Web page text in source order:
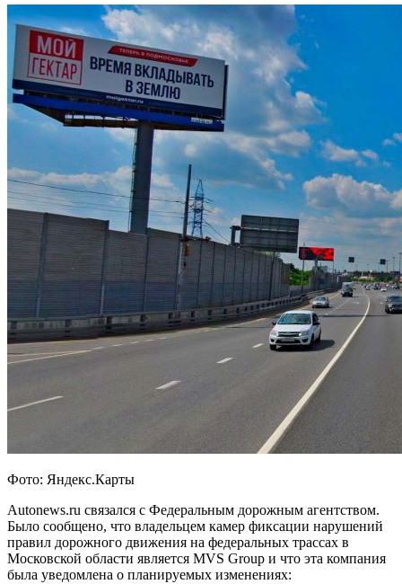
Фото: Яндекс.Карты
Autonews.ru связался с Федеральным дорожным агентством.
Было сообщено, что владельцем камер фиксации нарушений
правил дорожного движения на федеральных трассах в
Московской области является MVS Group и что эта компания
была уведомлена о планируемых изменениях: